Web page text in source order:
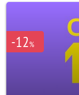
-12%